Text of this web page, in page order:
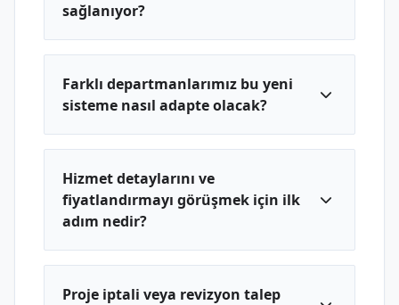
sağlanıyor?
Farklı departmanlarımız bu yeni
sisteme nasıl adapte olacak?
Hizmet detaylarını ve
fiyatlandırmayı görüşmek için ilk
adım nedir?
Proje iptali veya revizyon talep